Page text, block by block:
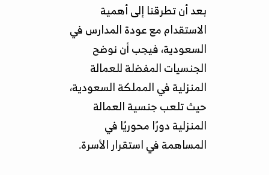
بعد أن تطرقنا إلى أهمية
الاستقدام مع عودة المدارس في
السعودية، فيجب أن نوضح
الجنسيات المفضلة للعمالة
المنزلية في المملكة السعودية،
حيث تلعب جنسية العمالة
المنزلية دورًا محوريًا في
المساهمة في استقرار الأسرة.